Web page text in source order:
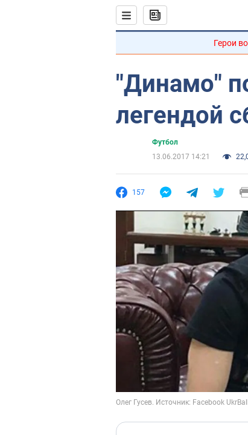
Герои
"Динамо"
легендой
Футбол
13.06.2017 14:21
157